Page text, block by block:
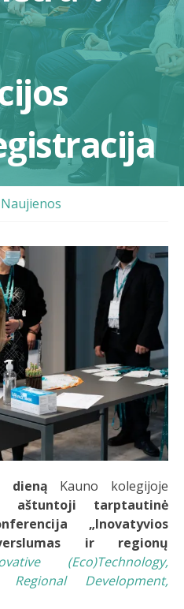
Naujienos
dieną Kauno kolegijoje
aštuntoji tarptautinė
„Inovatyvios
ir regionų
(Eco)Technology,
Development,